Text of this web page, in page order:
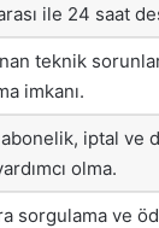
ile 24 saat
teknik
imkanı.
iptal ve
olma.
sorgulama ve